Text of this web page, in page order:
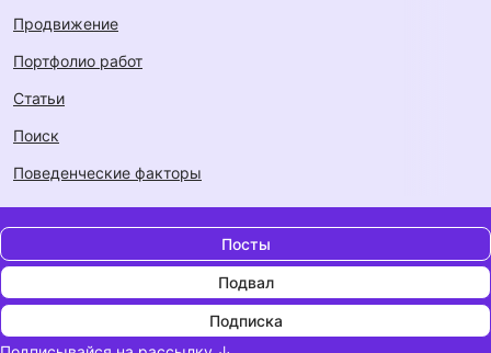
Продвижение
Портфолио работ
Статьи
Поиск
Поведенческие факторы
Посты
Подвал
Подписка